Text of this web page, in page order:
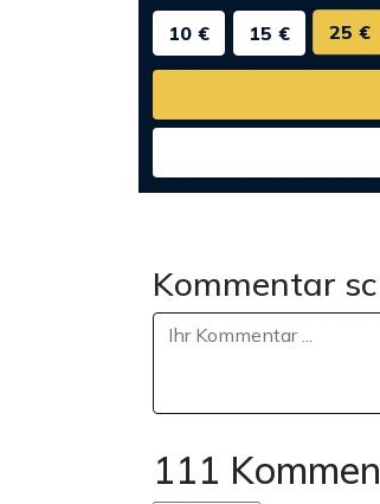
10 €
15 € 25 €
Kommentar
111